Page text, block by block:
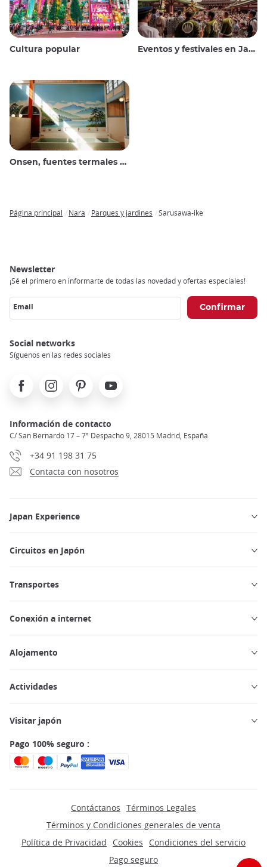
Cultura popular Eventos y festivales en Japón
Onsen, fuentes termales y baños públicos
Página principal Nara Parques y jardines Sarusawa-ike
Newsletter
¡Sé el primero en informarte de todas las novedad y ofertas especiales!
Email
Social networks
Síguenos en las redes sociales
FacebookInstagramPinterest Youtube
Información de contacto
C/ San Bernardo 17 – 7º Despacho 9, 28015 Madrid, España
+34 91 198 31 75
Contacta con nosotros
Japan Experience
Circuitos en Japón
Transportes
Conexión a internet
Alojamento
Actividades
Visitar japón
Pago 100% seguro :
Contáctanos Términos Legales
Términos y Condiciones generales de venta
Política de Privacidad
Cookies
Condiciones del servicio
Pago seguro